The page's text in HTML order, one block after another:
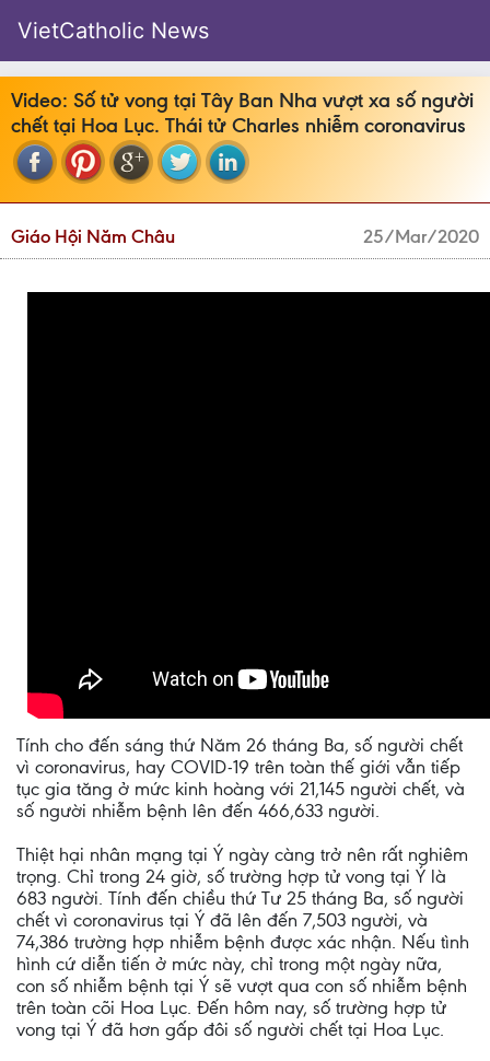
VietCatholic News
Video: Số tử vong tại Tây Ban Nha vượt xa số người
chết tại Hoa Lục. Thái tử Charles nhiễm coronavirus
Giáo Hội Năm Châu 25/Mar/2020
Tính cho đến sáng thứ Năm 26 tháng Ba, số người chết
vì coronavirus, hay COVID-19 trên toàn thế giới vẫn tiếp
tục gia tăng ở mức kinh hoàng với 21,145 người chết, và
số người nhiễm bệnh lên đến 466,633 người.
Thiệt hại nhân mạng tại Ý ngày càng trở nên rất nghiêm
trọng. Chỉ trong 24 giờ, số trường hợp tử vong tại Ý là
683 người. Tính đến chiều thứ Tư 25 tháng Ba, số người
chết vì coronavirus tại Ý đã lên đến 7,503 người, và
74,386 trường hợp nhiễm bệnh được xác nhận. Nếu tình
hình cứ diễn tiến ở mức này, chỉ trong một ngày nữa,
con số nhiễm bệnh tại Ý sẽ vượt qua con số nhiễm bệnh
trên toàn cõi Hoa Lục. Đến hôm nay, số trường hợp tử
vong tại Ý đã hơn gấp đôi số người chết tại Hoa Lục.